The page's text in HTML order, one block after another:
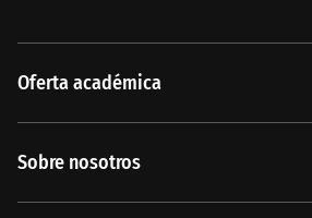
Oferta académica
Sobre nosotros